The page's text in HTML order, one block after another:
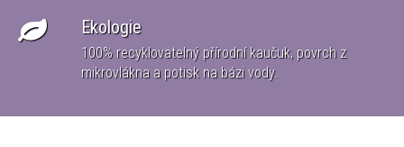
Ekologie
100% recyklovatelný přírodní kaučuk, povrch z
mikrovlákna a potisk na bázi vody.